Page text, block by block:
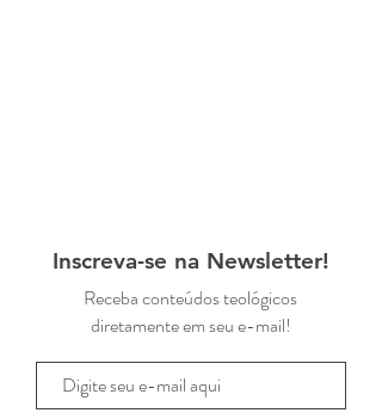
Inscreva-se na Newsletter!
Receba conteúdos teológicos
diretamente em seu e-mail!